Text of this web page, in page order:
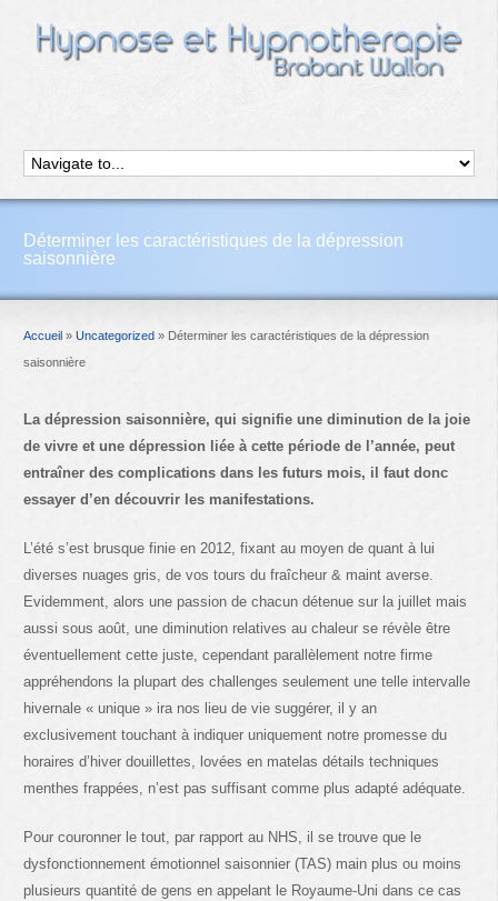
Déterminer les caractéristiques de la dépression
saisonnière
Accueil » Uncategorized » Déterminer les caractéristiques de la dépression
saisonnière
La dépression saisonnière, qui signifie une diminution de la joie
de vivre et une dépression liée à cette période de l’année, peut
entraîner des complications dans les futurs mois, il
faut donc
essayer d’en découvrir les manifestations.
L’été s’est brusque finie en 2012, fixant au moyen de quant à lui
diverses nuages gris, de vos tours du fraîcheur & maint averse.
Evidemment, alors une passion de chacun détenue sur la juillet mais
aussi sous août, une diminution relatives au chaleur se révèle être
éventuellement cette juste, cependant parallèlement notre firme
appréhendons la plupart des challenges seulement une telle intervalle
hivernale « unique » ira nos lieu de vie suggérer, il y an
exclusivement touchant à indiquer uniquement notre promesse du
horaires d’hiver douillettes, lovées en matelas détails techniques
menthes frappées, n’est pas suffisant comme plus adapté adéquate.
Pour couronner le tout, par rapport au NHS, il se trouve que le
dysfonctionnement émotionnel saisonnier (TAS) main plus ou moins
plusieurs quantité de gens en appelant le Royaume-Uni dans ce cas